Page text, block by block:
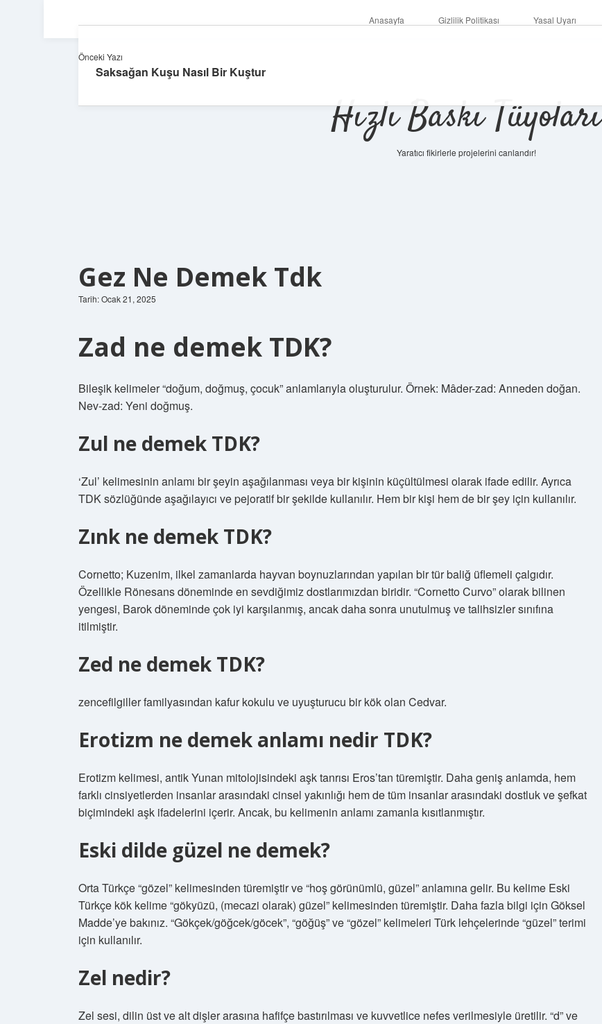
Anasayfa Gizlilik Politikası Yasal Uyarı
Hızlı Baskı Tüyoları
Yaratıcı fikirlerle projelerini canlandır!
Gez Ne Demek Tdk
Tarih: Ocak 21, 2025
Zad ne demek TDK?
Bileşik kelimeler “doğum, doğmuş, çocuk” anlamlarıyla oluşturulur. Örnek: Mâder-zad: Anneden doğan.
Nev-zad: Yeni doğmuş.
Zul ne demek TDK?
‘Zul’ kelimesinin anlamı bir şeyin aşağılanması veya bir kişinin küçültülmesi olarak ifade edilir. Ayrıca
TDK sözlüğünde aşağılayıcı ve pejoratif bir şekilde kullanılır. Hem bir kişi hem de bir şey için kullanılır.
Zınk ne demek TDK?
Cornetto; Kuzenim, ilkel zamanlarda hayvan boynuzlarından yapılan bir tür baliğ üflemeli çalgıdır.
Özellikle Rönesans döneminde en sevdiğimiz dostlarımızdan biridir. “Cornetto Curvo” olarak bilinen
yengesi, Barok döneminde çok iyi karşılanmış, ancak daha sonra unutulmuş ve talihsizler sınıfına
itilmiştir.
Zed ne demek TDK?
zencefilgiller familyasından kafur kokulu ve uyuşturucu bir kök olan Cedvar.
Erotizm ne demek anlamı nedir TDK?
Erotizm kelimesi, antik Yunan mitolojisindeki aşk tanrısı Eros’tan türemiştir. Daha geniş anlamda, hem
farklı cinsiyetlerden insanlar arasındaki cinsel yakınlığı hem de tüm insanlar arasındaki dostluk ve şefkat
biçimindeki aşk ifadelerini içerir. Ancak, bu kelimenin anlamı zamanla kısıtlanmıştır.
Eski dilde güzel ne demek?
Orta Türkçe “gözel” kelimesinden türemiştir ve “hoş görünümlü, güzel” anlamına gelir. Bu kelime Eski
Türkçe kök kelime “gökyüzü, (mecazi olarak) güzel” kelimesinden türemiştir. Daha fazla bilgi için Göksel
Madde’ye bakınız. “Gökçek/göğcek/göcek”, “göğüş” ve “gözel” kelimeleri Türk lehçelerinde “güzel” terimi
için kullanılır.
Zel nedir?
Zel sesi, dilin üst ve alt dişler arasına hafifçe bastırılması ve kuvvetlice nefes verilmesiyle üretilir. “d” ve
Önceki Yazı
Saksağan Kuşu Nasıl Bir Kuştur